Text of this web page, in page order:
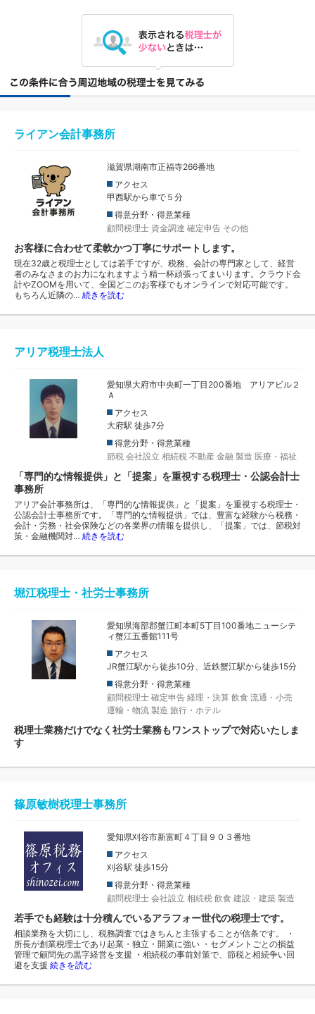
ライアン会計事務所
滋賀県湖南市正福寺266番地
アクセス
甲西駅から車で５分
得意分野・得意業種
顧問税理士 資金調達 確定申告 その他
お客様に合わせて柔軟かつ丁寧にサポートします。
現在32歳と税理士としては若手ですが、税務、会計の専門家として、経営
者のみなさまのお力になれますよう精一杯頑張ってまいります。クラウド会
計やZOOMを用いて、全国どこのお客様でもオンラインで対応可能です。
もちろん近隣の… 続きを読む
アリア税理士法人
愛知県大府市中央町一丁目200番地 アリアビル２
Ａ
アクセス
大府駅 徒歩7分
得意分野・得意業種
節税 会社設立 相続税 不動産 金融 製造 医療・福祉
「専門的な情報提供」と「提案」を重視する税理士・公認会計士
事務所
アリア会計事務所は、「専門的な情報提供」と「提案」を重視する税理士・
公認会計士事務所です。「専門的な情報提供」では、豊富な経験から税務・
会計・労務・社会保険などの各業界の情報を提供し、「提案」では、節税対
策・金融機関対… 続きを読む
堀江税理士・社労士事務所
愛知県海部郡蟹江町本町5丁目100番地ニューシテ
ィ蟹江五番館111号
アクセス
JR蟹江駅から徒歩10分、近鉄蟹江駅から徒歩15分
得意分野・得意業種
顧問税理士 確定申告 経理・決算 飲食 流通・小売
運輸・物流 製造 旅行・ホテル
税理士業務だけでなく社労士業務もワンストップで対応いたしま
す
篠原敏樹税理士事務所
愛知県刈谷市新富町４丁目９０３番地
アクセス
刈谷駅 徒歩15分
得意分野・得意業種
顧問税理士 会社設立 相続税 飲食 建設・建築 製造
若手でも経験は十分積んでいるアラフォー世代の税理士です。
相談業務を大切にし、税務調査ではきちんと主張することが信条です。 ・
所長が創業税理士であり起業・独立・開業に強い ・セグメントごとの損益
管理で顧問先の黒字経営を支援 ・相続税の事前対策で、節税と相続争い回
避を支援 続きを読む